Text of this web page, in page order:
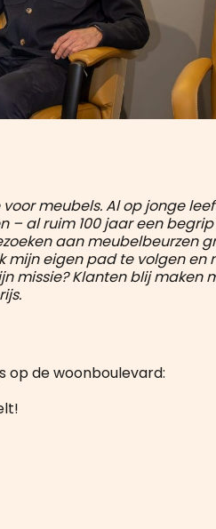
meubels. Al op jonge
– al ruim 100 jaar een
aan meubelbeurzen
mijn eigen pad te volgen en
missie? Klanten blij maken
op de woonboulevard: